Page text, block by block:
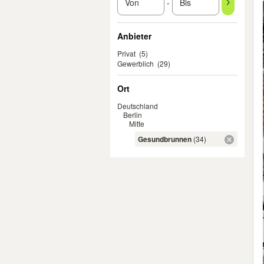
-
Anbieter
Privat (5)
Gewerblich (29)
Ort
Deutschland
Berlin
Mitte
Gesundbrunnen (34)